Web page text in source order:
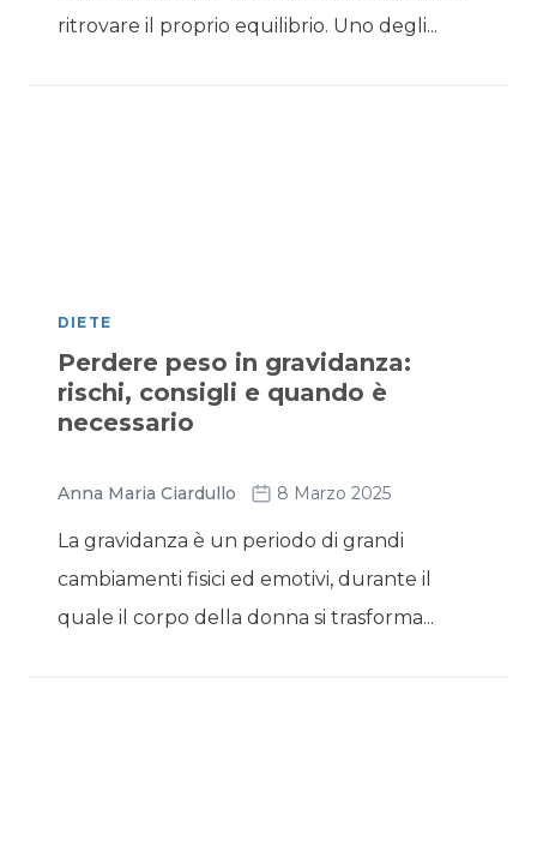
ritrovare il proprio equilibrio. Uno degli...
DIETE
Perdere peso in gravidanza:
rischi, consigli e quando è
necessario
Anna Maria Ciardullo 8 Marzo 2025
La gravidanza è un periodo di grandi
cambiamenti fisici ed emotivi, durante il
quale il corpo della donna si trasforma...